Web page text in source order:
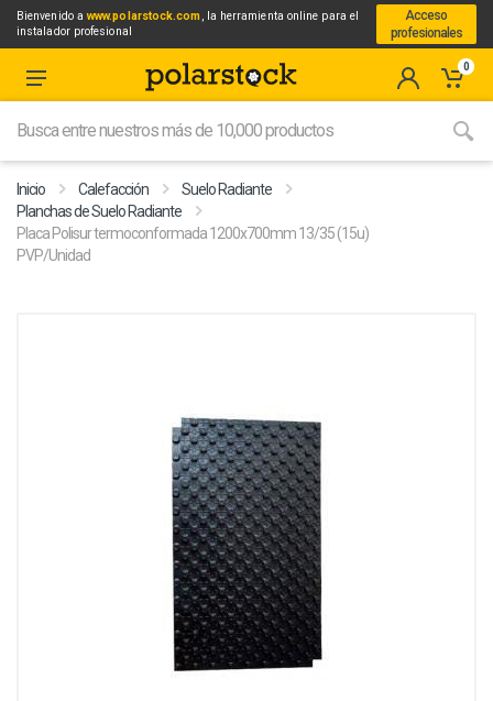
Bienvenido awww.polarstock.com, la herramienta online para el
instalador profesional
Acceso
profesionales
0
Inicio Calefacción
Suelo Radiante
Planchas de Suelo Radiante
Placa Polisur termoconformada 1200x700mm 13/35 (15u)
PVP/Unidad